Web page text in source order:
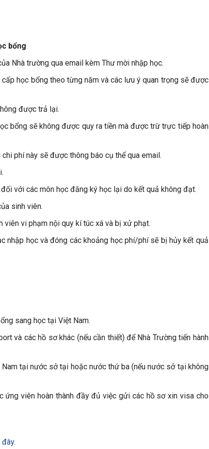
bổng
Nhà trường qua email kèm Thư mời nhập học.
học bổng theo từng năm và các lưu ý quan trọng sẽ được
được trả lại.
bổng sẽ không được quy ra tiền mà được trừ trực tiếp hoàn
phí này sẽ được thông báo cụ thể qua email.
với các môn học đăng ký học lại do kết quả không đạt.
sinh viên.
viên vi phạm nội quy kí túc xá và bị xử phạt.
nhập học và đóng các khoảng học phí/phí sẽ bị hủy kết quả
sang học tại Việt Nam.
và các hồ sơ khác (nếu cần thiết) để Nhà Trường tiến hành
tại nước sở tại hoặc nước thứ ba (nếu nước sở tại không
viên hoàn thành đầy đủ việc gửi các hồ sơ xin visa cho
.